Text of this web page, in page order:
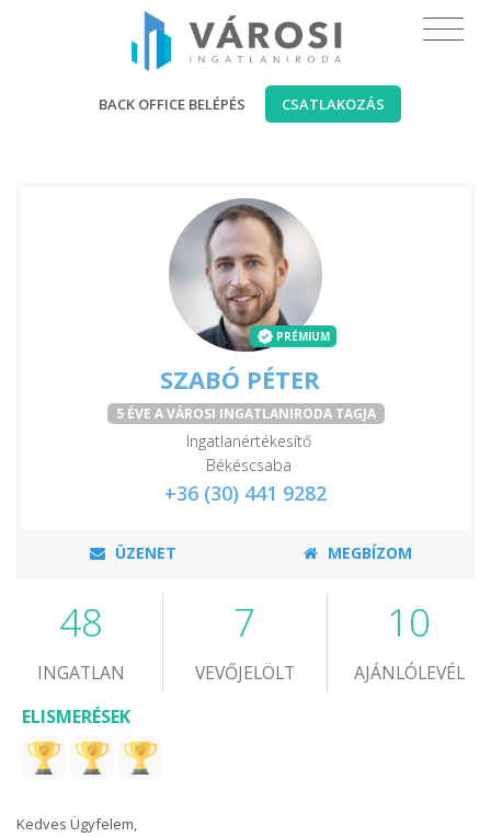
BACK OFFICE BELÉPÉS CSATLAKOZÁS
PRÉMIUM
SZABÓ PÉTER
5 ÉVE A VÁROSI INGATLANIRODA TAGJA
Ingatlanértékesítő
Békéscsaba
+36 (30) 441 9282
ÜZENET MEGBÍZOM
48
INGATLAN
7
VEVŐJELÖLT
10
AJÁNLÓLEVÉL
ELISMERÉSEK
Kedves Ügyfelem,